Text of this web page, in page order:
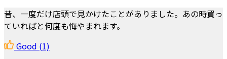
昔、一度だけ店頭で見かけたことがありました。あの時買っ
ていればと何度も悔やまれます。
Good (1)